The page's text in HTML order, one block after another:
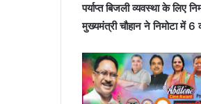
पर्याप्त बिजली व्यवस्था के लिए
मुख्यमंत्री चौहान ने निमोटा में